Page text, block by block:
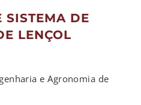
SISTEMA DE
LENÇOL
e Agronomia de